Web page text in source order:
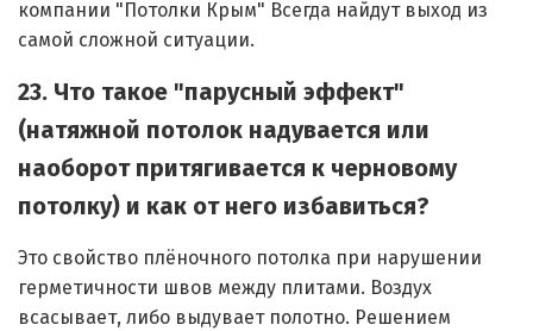
компании "Потолки Крым" Всегда найдут выход из
самой сложной ситуации.
23. Что такое "парусный эффект"
(натяжной потолок надувается или
наоборот притягивается к черновому
потолку) и как от него избавиться?
Это свойство плёночного потолка при нарушении
герметичности швов между плитами. Воздух
всасывает, либо выдувает полотно. Решением